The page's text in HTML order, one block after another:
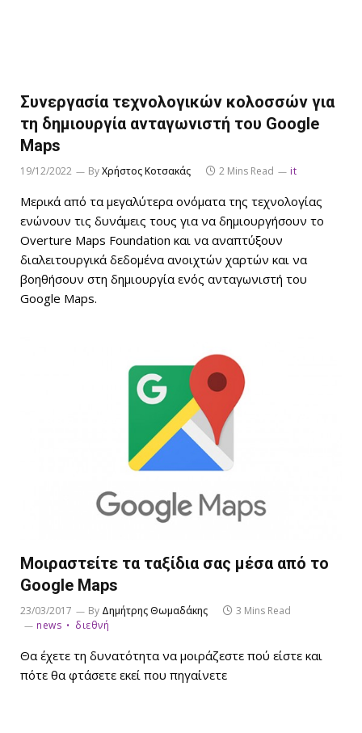
Συνεργασία τεχνολογικών κολοσσών για
τη δημιουργία ανταγωνιστή του Google
Maps
19/12/2022 ByΧρήστος Κοτσακάς 2 Mins Read it
Μερικά από τα μεγαλύτερα ονόματα της τεχνολογίας
ενώνουν τις δυνάμεις τους για να δημιουργήσουν το
Overture Maps Foundation και να αναπτύξουν
διαλειτουργικά δεδομένα ανοιχτών χαρτών και να
βοηθήσουν στη δημιουργία ενός ανταγωνιστή του
Google Maps.
Μοιραστείτε τα ταξίδια σας μέσα από το
Google Maps
23/03/2017 By Δημήτρης Θωμαδάκης
3 Mins Read
news
διεθνή
Θα έχετε τη δυνατότητα να μοιράζεστε πού είστε και
πότε θα φτάσετε εκεί που πηγαίνετε